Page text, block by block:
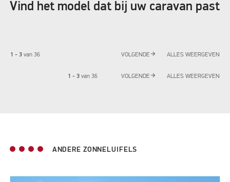
Vind het model dat bij uw caravan past
1 - 3van 36 VOLGENDE arrow_forward ALLES WEERGEVEN
1 - 3 van36 VOLGENDE arrow_forward ALLES WEERGEVEN
ANDERE ZONNELUIFELS